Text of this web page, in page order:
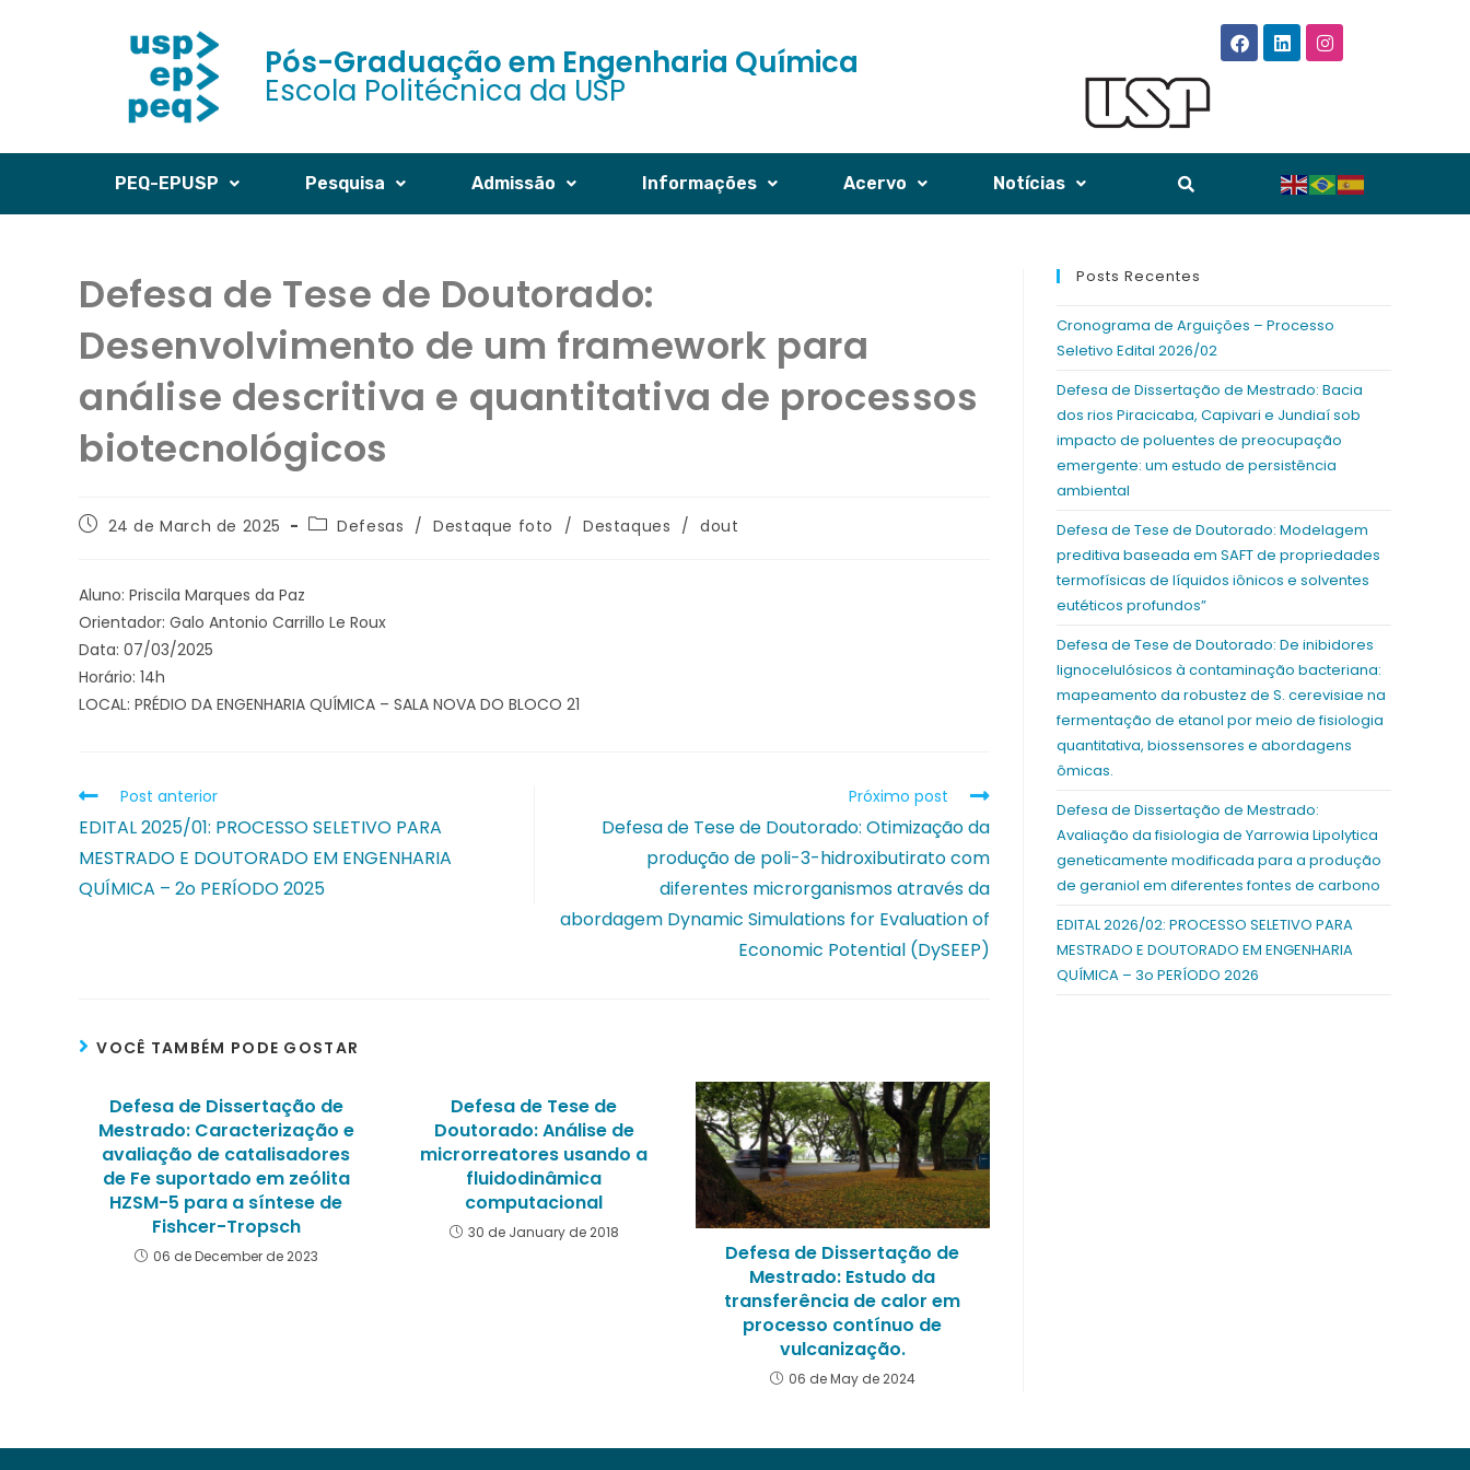
Pós-Graduação em Engenharia Química
Escola Politécnica da USP
PEQ-EPUSP Pesquisa Admissão Informações Acervo Notícias
Defesa de Tese de Doutorado:
Desenvolvimento de um framework para
análise descritiva e quantitativa de processos
biotecnológicos
24 de March de 2025 Defesas / Destaque foto / Destaques / dout
Aluno: Priscila Marques da Paz
Orientador: Galo Antonio Carrillo Le Roux
Data: 07/03/2025
Horário: 14h
LOCAL: PRÉDIO DA ENGENHARIA QUÍMICA – SALA NOVA DO BLOCO 21
Post anterior
EDITAL 2025/01: PROCESSO SELETIVO PARA
MESTRADO E DOUTORADO EM ENGENHARIA
QUÍMICA – 2o PERÍODO 2025
Próximo post
Defesa de Tese de Doutorado: Otimização da
produção de poli-3-hidroxibutirato com
diferentes microrganismos através da
abordagem Dynamic Simulations for Evaluation of
Economic Potential (DySEEP)
VOCÊ TAMBÉM PODE GOSTAR
Defesa de Dissertação de
Mestrado: Caracterização e
avaliação de catalisadores
de Fe suportado em zeólita
HZSM-5 para a síntese de
Fishcer-Tropsch
06 de December de 2023
Defesa de Tese de
Doutorado: Análise de
microrreatores usando a
fluidodinâmica
computacional
30 de January de 2018
Defesa de Dissertação de
Mestrado: Estudo da
transferência de calor em
processo contínuo de
vulcanização.
06 de May de 2024
Posts Recentes
Cronograma de Arguições – Processo
Seletivo Edital 2026/02
Defesa de Dissertação de Mestrado: Bacia
dos rios Piracicaba, Capivari e Jundiaí sob
impacto de poluentes de preocupação
emergente: um estudo de persistência
ambiental
Defesa de Tese de Doutorado: Modelagem
preditiva baseada em SAFT de propriedades
termofísicas de líquidos iônicos e solventes
eutéticos profundos”
Defesa de Tese de Doutorado: De inibidores
lignocelulósicos à contaminação bacteriana:
mapeamento da robustez de S. cerevisiae na
fermentação de etanol por meio de fisiologia
quantitativa, biossensores e abordagens
ômicas.
Defesa de Dissertação de Mestrado:
Avaliação da fisiologia de Yarrowia Lipolytica
geneticamente modificada para a produção
de geraniol em diferentes fontes de carbono
EDITAL 2026/02: PROCESSO SELETIVO PARA
MESTRADO E DOUTORADO EM ENGENHARIA
QUÍMICA – 3o PERÍODO 2026